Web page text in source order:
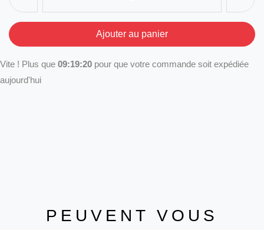
Vite ! Plus que 09:19:20 pour que votre commande soit expédiée
aujourd'hui
PEUVENT VOUS